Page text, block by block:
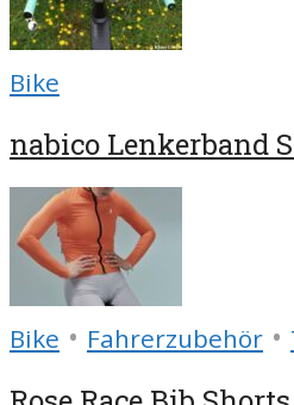
Bike
nabico Lenkerband
Bike • Fahrerzubehör •